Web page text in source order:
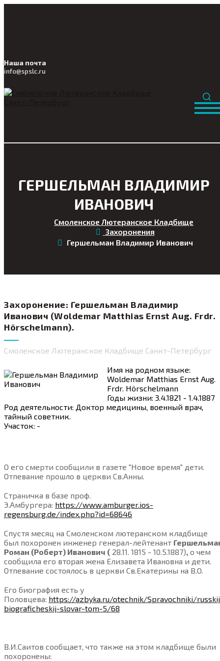
Наша почта
info@spslc.ru
ГЕРШЕЛЬМАН ВЛАДИМИР
ИВАНОВИЧ
Смоленское Лютеранское Кладбище
Захоронения
Гершельман Владимир Иванович
Захоронение: Гершельман Владимир
Иванович (Woldemar Matthias Ernst Aug. Frdr.
Hörschelmann).
Смоленское Лютеранское Кладбище Санкт-Петербург
Имя на родном языке:
Woldemar Matthias Ernst Aug.
Frdr. Hörschelmann
Годы жизни: 3.4.1821 - 1.4.1887
Род деятельности: Доктор медицины, военный врач,
тайный советник.
Участок: -
О его смерти сообщили в газете "Новое время" дети.
Отпевание прошло в церкви Св.Анны.
Страничка в базе проф.
Э.Амбургера: https://www.amburger.ios-
regensburg.de/index.php?id=68646
Спустя месяц на Смоленском лютеранском кладбище
был похоронен инженер генерал-лейтенант
Роман (Роберт) Иванович ( 28.11. 1815 - 10.5.1887), о чем
сообщила его вторая жена Елизавета Ивановна и дети.
Отпевание состоялось в церкви Св.Екатерины на В.О.
Его биография есть у
Половцева: https://azbyka.ru/otechnik/Spravochniki/
biograficheskij-slovar-tom-5/68
В.И.Саитов сообщает, что также на этом кладбище были
похоронены: